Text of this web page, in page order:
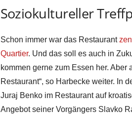
Soziokultureller
Schon immer war das Restaurant
Quartier. Und das soll es auch in
kommen gerne zum Essen her.
Restaurant“, so Harbecke weiter. In
Juraj Benko im Restaurant auf
Angebot seiner Vorgängers Slavko